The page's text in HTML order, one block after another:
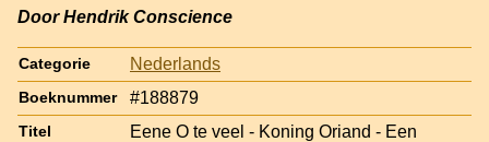
Door Hendrik Conscience
Categorie Nederlands
Boeknummer #188879
Titel
Eene O te veel - Koning Oriand - Een